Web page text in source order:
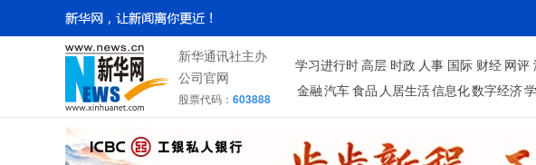
新华通讯社主办
公司官网
股票代码： 603888
学习进行时 高层 时政 人事 国际 财经 网评
金融 汽车 食品 人居生活信息化数字经济